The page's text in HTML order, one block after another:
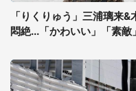
「りくりゅう」三浦璃来
悶絶...「かわいい」「素敵